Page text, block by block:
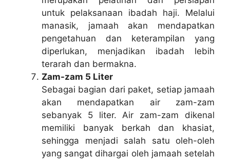
untuk pelaksanaan ibadah haji. Melalui
manasik, jamaah akan mendapatkan
pengetahuan dan keterampilan yang
diperlukan, menjadikan ibadah lebih
terarah dan bermakna.
Zam-zam 5 Liter
Sebagai bagian dari paket, setiap jamaah
akan mendapatkan air zam-zam
sebanyak 5 liter. Air zam-zam dikenal
memiliki banyak berkah dan khasiat,
sehingga menjadi salah satu oleh-oleh
yang sangat dihargai oleh jamaah setelah